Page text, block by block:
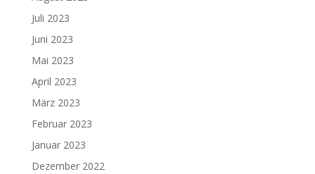
Juli 2023
Juni 2023
Mai 2023
April 2023
März 2023
Februar 2023
Januar 2023
Dezember 2022